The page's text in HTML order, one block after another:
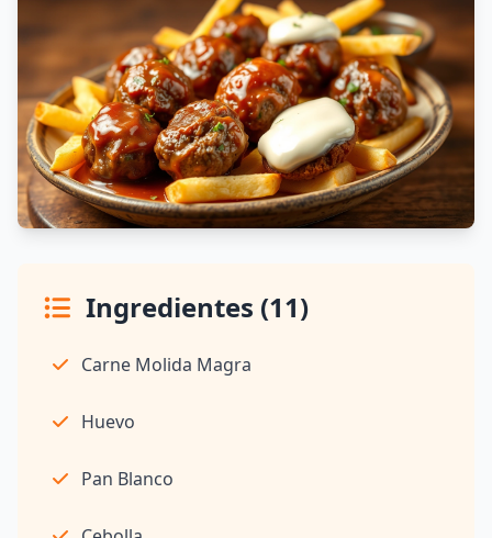
Ingredientes (11)
Carne Molida Magra
Huevo
Pan Blanco